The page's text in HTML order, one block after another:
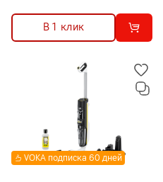
В 1 клик
VOKA подписка 60 дней